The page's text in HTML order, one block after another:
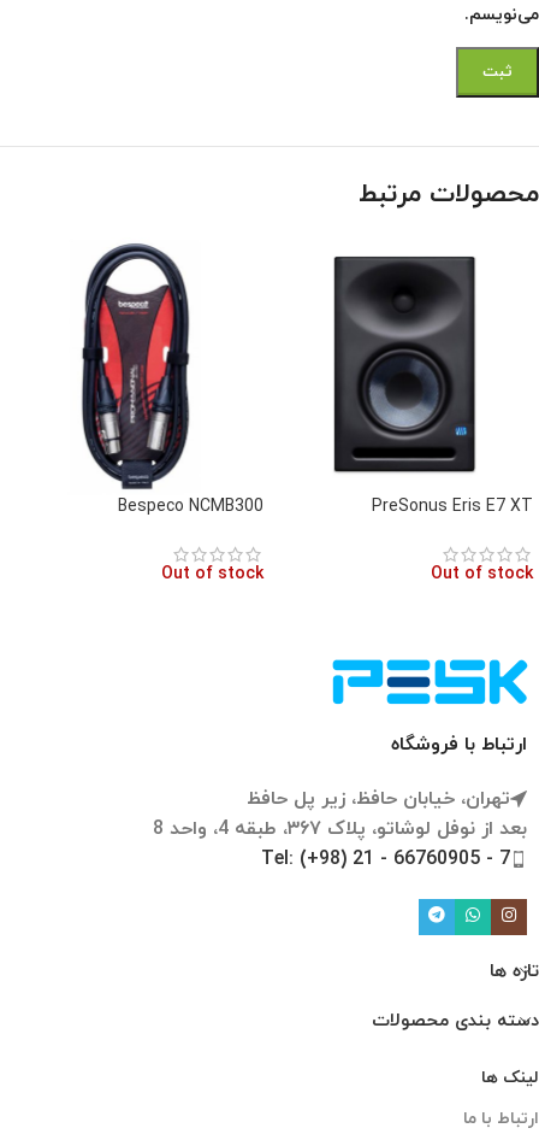
می‌نویسم.
محصولات مرتبط
PreSonus Eris E7 XT
Out of stock
Bespeco NCMB300
Out of stock
ارتباط با فروشگاه
تهران، خیابان حافظ، زیر پل حافظ
بعد از نوفل لوشاتو، پلاک ۳۶۷، طبقه 4، واحد 8
Tel: (+98) 21 - 66760905 - 7
تازه ها
دسته بندی محصولات
لینک ها
ارتباط با ما